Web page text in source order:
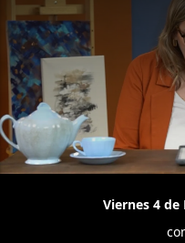
Viernes 4